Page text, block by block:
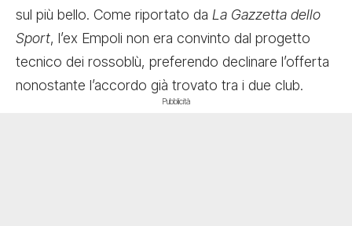
sul più bello. Come riportato da La Gazzetta dello
Sport, l’ex Empoli non era convinto dal progetto
tecnico dei rossoblù, preferendo declinare l’offerta
nonostante l’accordo già trovato tra i due club.
Pubblicità